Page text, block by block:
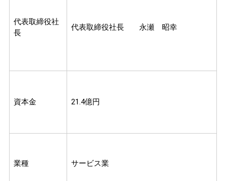
代表取締役社
長
代表取締役社長 永瀬 昭幸
資本金 21.4億円
業種 サービス業